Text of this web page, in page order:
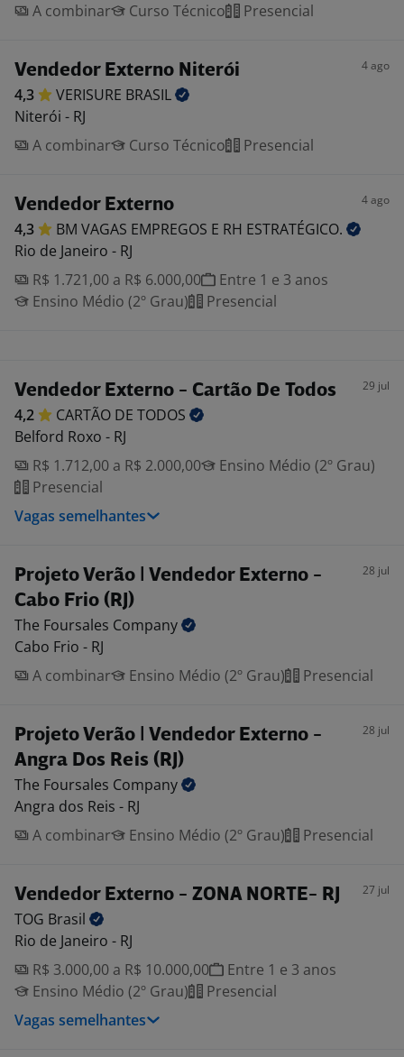
A combinar
Curso Técnico Presencial
Vendedor Externo Niterói 4 ago
4,3 VERISURE BRASIL
Niterói - RJ
A combinar
Curso Técnico Presencial
Vendedor Externo 4 ago
4,3 BM VAGAS EMPREGOS E RH ESTRATÉGICO.
Rio de Janeiro - RJ
R$ 1.721,00 a R$ 6.000,00
Entre 1 e 3 anos
Ensino Médio (2º Grau)
Presencial
Vendedor Externo - Cartão De Todos 29 jul
4,2 CARTÃO DE TODOS
Belford Roxo - RJ
R$ 1.712,00 a R$ 2.000,00
Ensino Médio (2º Grau)
Presencial
Vagas semelhantes
Projeto Verão | Vendedor Externo -
Cabo Frio (RJ)
28 jul
The Foursales Company
Cabo Frio - RJ
A combinar
Ensino Médio (2º Grau) Presencial
Projeto Verão | Vendedor Externo -
Angra Dos Reis (RJ)
28 jul
The Foursales Company
Angra dos Reis - RJ
A combinar
Ensino Médio (2º Grau) Presencial
Vendedor Externo - ZONA NORTE- RJ 27 jul
TOG Brasil
Rio de Janeiro - RJ
R$ 3.000,00 a R$ 10.000,00
Entre 1 e 3 anos
Ensino Médio (2º Grau)
Presencial
Vagas semelhantes